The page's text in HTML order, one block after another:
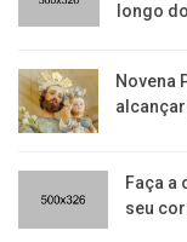
longo
Novena
Faça a
seu